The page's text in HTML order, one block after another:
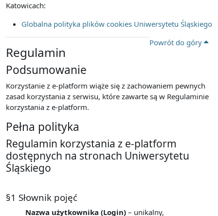
Katowicach:
Globalna polityka plików cookies Uniwersytetu Śląskiego
Powrót do góry
Regulamin
Podsumowanie
Korzystanie z e-platform wiąże się z zachowaniem pewnych
zasad korzystania z serwisu, które zawarte są w Regulaminie
korzystania z e-platform.
Pełna polityka
Regulamin korzystania z e-platform
dostępnych na stronach Uniwersytetu
Śląskiego
§1 Słownik pojęć
Nazwa użytkownika (Login) – unikalny,